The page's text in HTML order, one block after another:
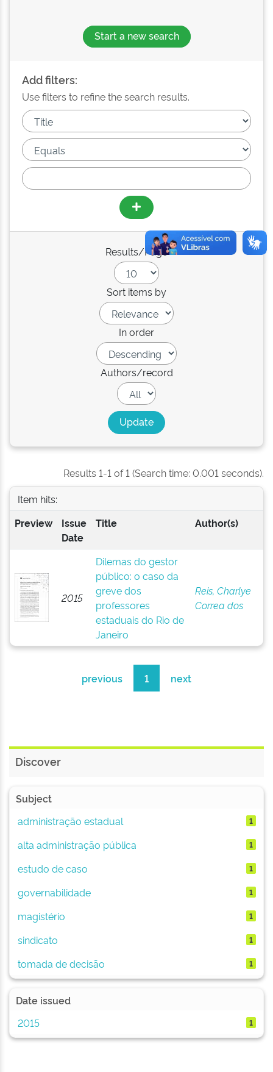
Start a new search
Add filters:
Use filters to refine the search results.
Results/Page
Sort items by
In order
Authors/record
Results 1-1 of 1 (Search time: 0.001 seconds).
Item hits:
Preview
Issue
Date
Title Author(s)
2015
Dilemas do gestor
público: o caso da
greve dos
professores
estaduais do Rio de
Janeiro
Reis, Charlye
Correa dos
previous 1 next
Discover
Subject
administração estadual
1
alta administração pública 1
estudo de caso 1
governabilidade 1
magistério 1
sindicato 1
tomada de decisão 1
Date issued
2015
1